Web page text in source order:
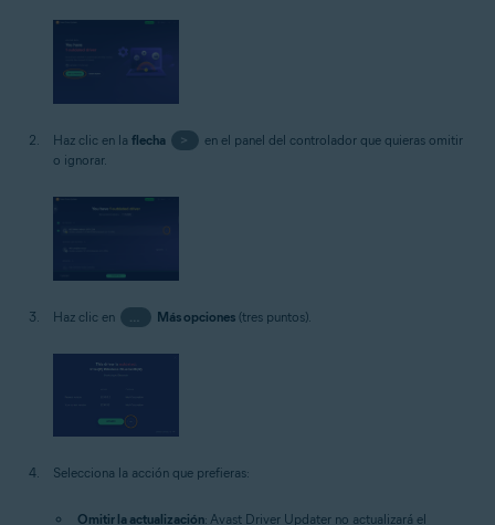
Haz clic en la flecha >
en el panel del controlador que quieras omitir
o ignorar.
Haz clic en … Más opciones(tres puntos).
Selecciona la acción que prefieras:
Omitir la actualización: Avast Driver Updater no actualizará el